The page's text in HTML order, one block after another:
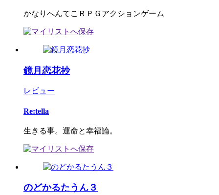
かなりへんてこＲＰＧアクションゲーム
鏡月恋花抄
レビュー
Re:tella
生きる事。運命と幸福論。
のどかるたうん３